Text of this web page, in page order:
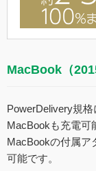
MacBook（
PowerDelivery規
MacBookも充電可
MacBookの付属ア
可能です。